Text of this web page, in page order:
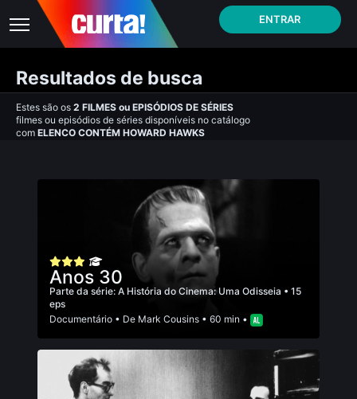
ENTRAR
Resultados de busca
Estes são os 2 FILMES ou EPISÓDIOS DE SÉRIES
filmes ou episódios de séries disponíveis no catálogo
com ELENCO CONTÉM HOWARD HAWKS
Anos 30
Parte da série: A História do Cinema: Uma Odisseia • 15
eps
Documentário • De Mark Cousins • 60 min •